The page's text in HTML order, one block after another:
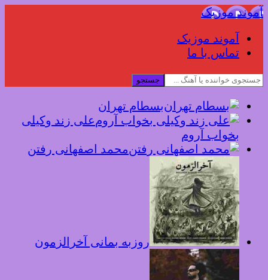
آموند موزیک
آموند موزیک
تماس با ما
جستجو
بسطام تهران
علی زند وکیلی
بخواب آروم
محمد اصفهانی رفتن
روزبه بمانی آخرالزمون